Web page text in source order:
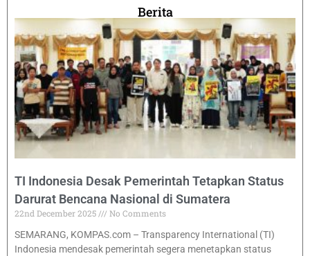
Berita
TI Indonesia Desak Pemerintah Tetapkan Status
Darurat Bencana Nasional di Sumatera
22nd December 2025
No Comments
SEMARANG, KOMPAS.com – Transparency International (TI)
Indonesia mendesak pemerintah segera menetapkan status